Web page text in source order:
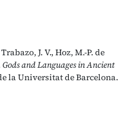
J. V., Hoz, M.-P. de
Gods and Languages in Ancient
la Universitat de Barcelona.